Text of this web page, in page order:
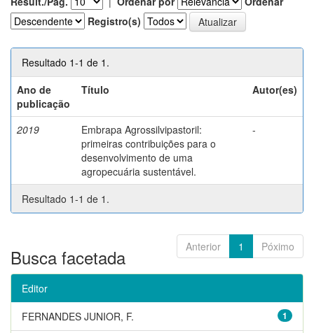
Registro(s)
Resultado 1-1 de 1.
Ano de
publicação
Título Autor(es)
2019
Embrapa Agrossilvipastoril:
primeiras contribuições para o
desenvolvimento de uma
agropecuária sustentável.
-
Resultado 1-1 de 1.
Anterior 1 Póximo
Busca facetada
Editor
1
FERNANDES JUNIOR, F.